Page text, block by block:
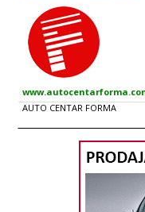
AUTO CENTAR FORMA